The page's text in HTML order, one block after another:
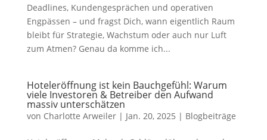
Deadlines, Kundengesprächen und operativen
Engpässen – und fragst Dich, wann eigentlich Raum
bleibt für Strategie, Wachstum oder auch nur Luft
zum Atmen? Genau da komme ich...
Hoteleröffnung ist kein Bauchgefühl: Warum
viele Investoren & Betreiber den Aufwand
massiv unterschätzen
von Charlotte Arweiler| Jan. 20, 2025 | Blogbeiträge